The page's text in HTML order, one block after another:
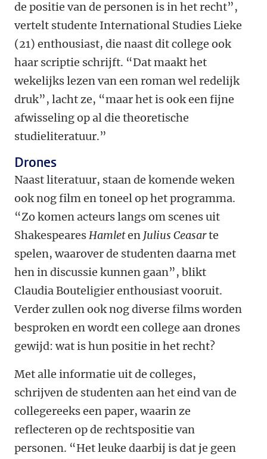
de positie van de personen is in het recht”,
vertelt studente International Studies Lieke
(21) enthousiast, die naast dit college ook
haar scriptie schrijft. “Dat maakt het
wekelijks lezen van een roman wel redelijk
druk”, lacht ze, “maar het is ook een fijne
afwisseling op al die theoretische
studieliteratuur.”
Drones
Naast literatuur, staan de komende weken
ook nog film en toneel op het programma.
“Zo komen acteurs langs om scenes uit
ShakespearesHamleten Julius Ceasarte
spelen, waarover de studenten daarna met
hen in discussie kunnen gaan”, blikt
Claudia Bouteligier enthousiast vooruit.
Verder zullen ook nog diverse films worden
besproken en wordt een college aan drones
gewijd: wat is hun positie in het recht?
Met alle informatie uit de colleges,
schrijven de studenten aan het eind van de
collegereeks een paper, waarin ze
reflecteren op de rechtspositie van
personen. “Het leuke daarbij is dat je geen